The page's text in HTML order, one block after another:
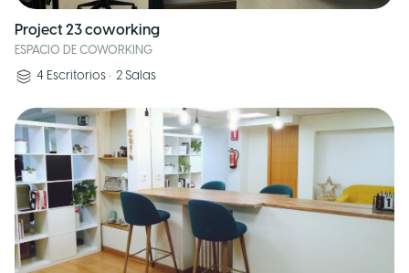
Project 23 coworking
ESPACIO DE COWORKING
4 Escritorios • 2 Salas